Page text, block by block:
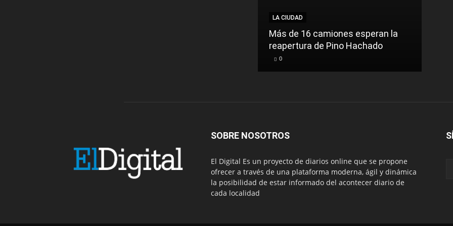
LA CIUDAD
Más de 16 camiones esperan la
reapertura de Pino Hachado
0
SOBRE NOSOTROS
El Digital Es un proyecto de diarios online que se propone
ofrecer a través de una plataforma moderna, ágil y dinámica
la posibilidad de estar informado del acontecer diario de
cada localidad